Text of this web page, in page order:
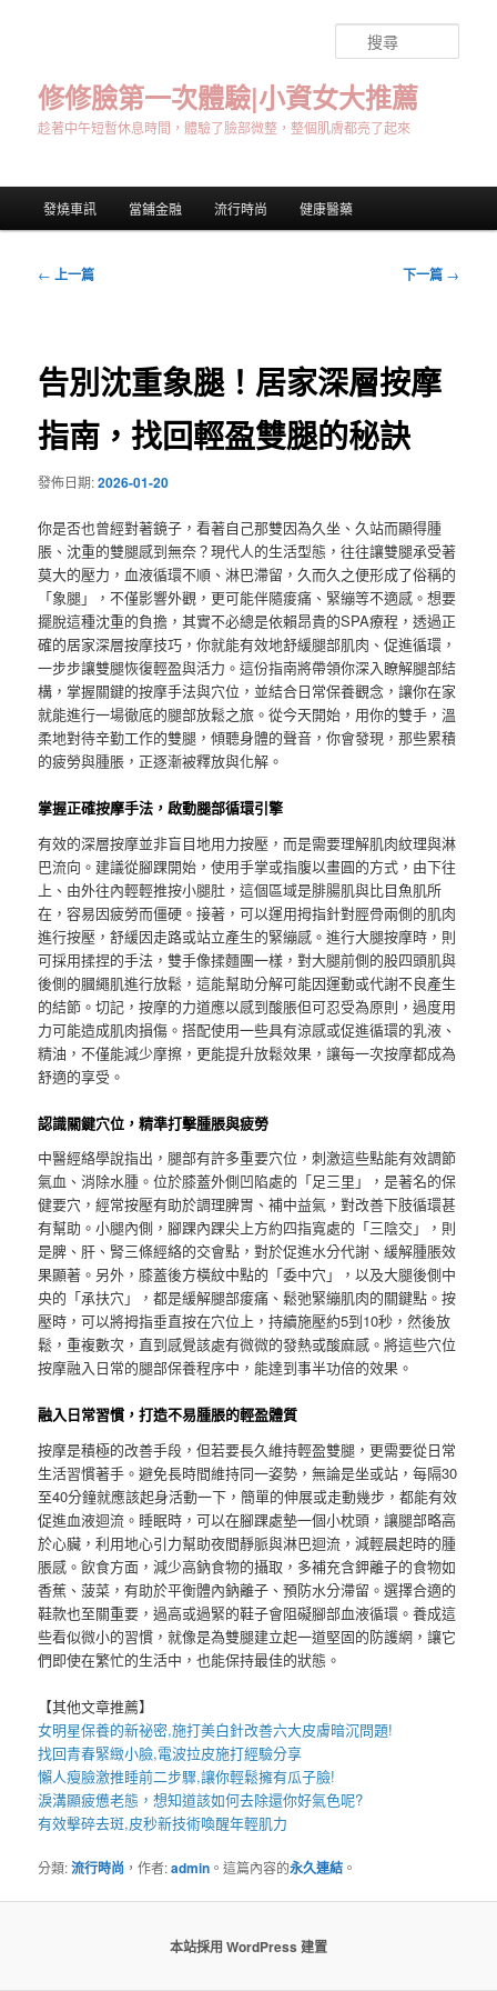
修修臉第一次體驗|小資女大推薦
趁著中午短暫休息時間，體驗了臉部微整，整個肌膚都亮了起來
尋
發燒車訊 當鋪金融 流行時尚 健康醫藥
文
← 上一篇 下一篇 →
告別沈重象腿！居家深層按摩
指南，找回輕盈雙腿的秘訣
發佈日期:2026-01-20
你是否也曾經對著鏡子，看著自己那雙因為久坐、久站而顯得腫
脹、沈重的雙腿感到無奈？現代人的生活型態，往往讓雙腿承受著
莫大的壓力，血液循環不順、淋巴滯留，久而久之便形成了俗稱的
「象腿」，不僅影響外觀，更可能伴隨痠痛、緊繃等不適感。想要
擺脫這種沈重的負擔，其實不必總是依賴昂貴的SPA療程，透過正
確的居家深層按摩技巧，你就能有效地舒緩腿部肌肉、促進循環，
一步步讓雙腿恢復輕盈與活力。這份指南將帶領你深入瞭解腿部結
構，掌握關鍵的按摩手法與穴位，並結合日常保養觀念，讓你在家
就能進行一場徹底的腿部放鬆之旅。從今天開始，用你的雙手，溫
柔地對待辛勤工作的雙腿，傾聽身體的聲音，你會發現，那些累積
的疲勞與腫脹，正逐漸被釋放與化解。
掌握正確按摩手法，啟動腿部循環引擎
有效的深層按摩並非盲目地用力按壓，而是需要理解肌肉紋理與淋
巴流向。建議從腳踝開始，使用手掌或指腹以畫圓的方式，由下往
上、由外往內輕輕推按小腿肚，這個區域是腓腸肌與比目魚肌所
在，容易因疲勞而僵硬。接著，可以運用拇指針對脛骨兩側的肌肉
進行按壓，舒緩因走路或站立產生的緊繃感。進行大腿按摩時，則
可採用揉捏的手法，雙手像揉麵團一樣，對大腿前側的股四頭肌與
後側的膕繩肌進行放鬆，這能幫助分解可能因運動或代謝不良產生
的結節。切記，按摩的力道應以感到酸脹但可忍受為原則，過度用
力可能造成肌肉損傷。搭配使用一些具有涼感或促進循環的乳液、
精油，不僅能減少摩擦，更能提升放鬆效果，讓每一次按摩都成為
舒適的享受。
認識關鍵穴位，精準打擊腫脹與疲勞
中醫經絡學說指出，腿部有許多重要穴位，刺激這些點能有效調節
氣血、消除水腫。位於膝蓋外側凹陷處的「足三里」，是著名的保
健要穴，經常按壓有助於調理脾胃、補中益氣，對改善下肢循環甚
有幫助。小腿內側，腳踝內踝尖上方約四指寬處的「三陰交」，則
是脾、肝、腎三條經絡的交會點，對於促進水分代謝、緩解腫脹效
果顯著。另外，膝蓋後方橫紋中點的「委中穴」，以及大腿後側中
央的「承扶穴」，都是緩解腿部痠痛、鬆弛緊繃肌肉的關鍵點。按
壓時，可以將拇指垂直按在穴位上，持續施壓約5到10秒，然後放
鬆，重複數次，直到感覺該處有微微的發熱或酸麻感。將這些穴位
按摩融入日常的腿部保養程序中，能達到事半功倍的效果。
融入日常習慣，打造不易腫脹的輕盈體質
按摩是積極的改善手段，但若要長久維持輕盈雙腿，更需要從日常
生活習慣著手。避免長時間維持同一姿勢，無論是坐或站，每隔30
至40分鐘就應該起身活動一下，簡單的伸展或走動幾步，都能有效
促進血液迴流。睡眠時，可以在腳踝處墊一個小枕頭，讓腿部略高
於心臟，利用地心引力幫助夜間靜脈與淋巴迴流，減輕晨起時的腫
脹感。飲食方面，減少高鈉食物的攝取，多補充含鉀離子的食物如
香蕉、菠菜，有助於平衡體內鈉離子、預防水分滯留。選擇合適的
鞋款也至關重要，過高或過緊的鞋子會阻礙腳部血液循環。養成這
些看似微小的習慣，就像是為雙腿建立起一道堅固的防護網，讓它
們即使在繁忙的生活中，也能保持最佳的狀態。
【其他文章推薦】
女明星保養的新祕密,施打美白針改善六大皮膚暗沉問題!
找回青春緊緻小臉,電波拉皮施打經驗分享
懶人瘦臉激推睡前二步驟,讓你輕鬆擁有瓜子臉!
淚溝顯疲憊老態，想知道該如何去除還你好氣色呢?
有效擊碎去斑,皮秒新技術喚醒年輕肌力
分類:流行時尚 ，作者:admin 。這篇內容的永久連結 。
本站採用 WordPress 建置